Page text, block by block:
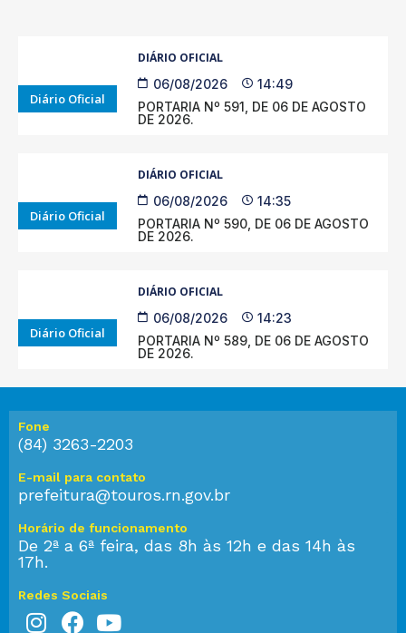
Diário Oficial
DIÁRIO OFICIAL
06/08/2026
14:49
PORTARIA Nº 591, DE 06 DE AGOSTO
DE 2026.
Diário Oficial
DIÁRIO OFICIAL
06/08/2026
14:35
PORTARIA Nº 590, DE 06 DE AGOSTO
DE 2026.
Diário Oficial
DIÁRIO OFICIAL
06/08/2026
14:23
PORTARIA Nº 589, DE 06 DE AGOSTO
DE 2026.
Fone
(84) 3263-2203
E-mail para contato
prefeitura@touros.rn.gov.br
Horário de funcionamento
De 2ª a 6ª feira, das 8h às 12h e das 14h às
17h.
Redes Sociais